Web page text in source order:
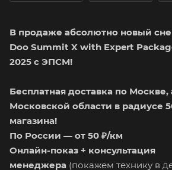
В продаже абсолютно новый
Doo Summit X with Expert
2025 с ЭПСМ!
Бесплатная доставка по
Московской области в радиусе
магазина!
По России — от 50 ₽/км
Онлайн-показ + консультация
менеджера (покажем технику в